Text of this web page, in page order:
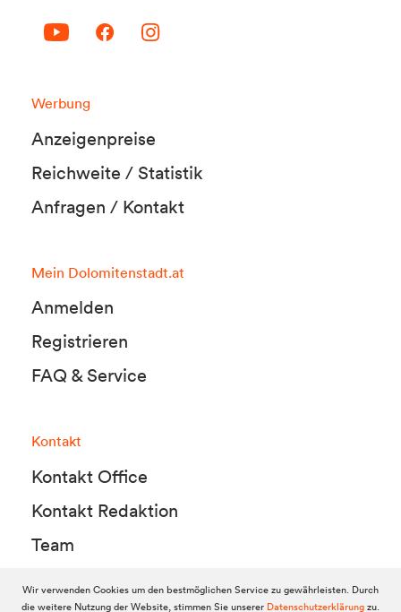
Werbung
Anzeigenpreise
Reichweite / Statistik
Anfragen / Kontakt
Mein Dolomitenstadt.at
Anmelden
Registrieren
FAQ & Service
Kontakt
Kontakt Office
Kontakt Redaktion
Team
Wir verwenden Cookies um den bestmöglichen Service zu gewährleisten. Durch
die weitere Nutzung der Website, stimmen Sie unserer Datenschutzerklärungzu.